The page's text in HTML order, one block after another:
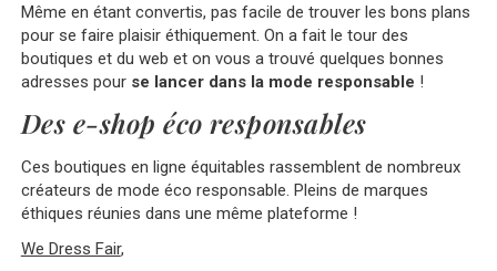
Même en étant convertis, pas facile de trouver les bons plans
pour se faire plaisir éthiquement. On a fait le tour des
boutiques et du web et on vous a trouvé quelques bonnes
adresses pour se lancer dans la mode responsable !
Des e-shop éco responsables
Ces boutiques en ligne équitables rassemblent de nombreux
créateurs de mode éco responsable. Pleins de marques
éthiques réunies dans une même plateforme !
We Dress Fair,